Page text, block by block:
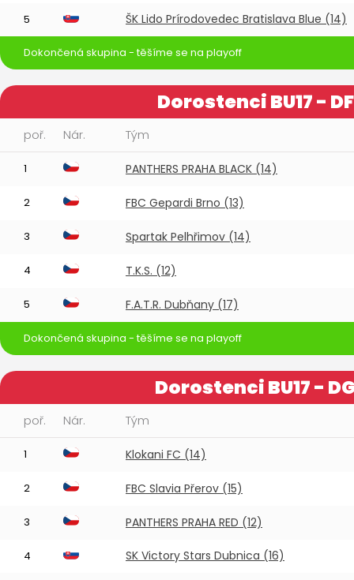
5 ŠK Lido Prírodovedec Bratislava Blue (14)
Dokončená skupina - těšíme se na playoff
Dorostenci BU17 - DF
poř. Nár. Tým
1 PANTHERS PRAHA BLACK (14)
2 FBC Gepardi Brno (13)
3 Spartak Pelhřimov (14)
4 T.K.S. (12)
5 F.A.T.R. Dubňany (17)
Dokončená skupina - těšíme se na playoff
Dorostenci BU17 -
poř. Nár. Tým
1 Klokani FC (14)
2 FBC Slavia Přerov (15)
3 PANTHERS PRAHA RED (12)
4 SK Victory Stars Dubnica (16)